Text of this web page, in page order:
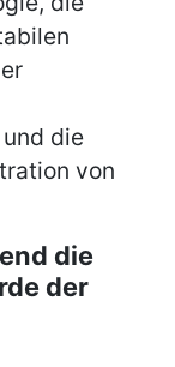
die
von
die
der